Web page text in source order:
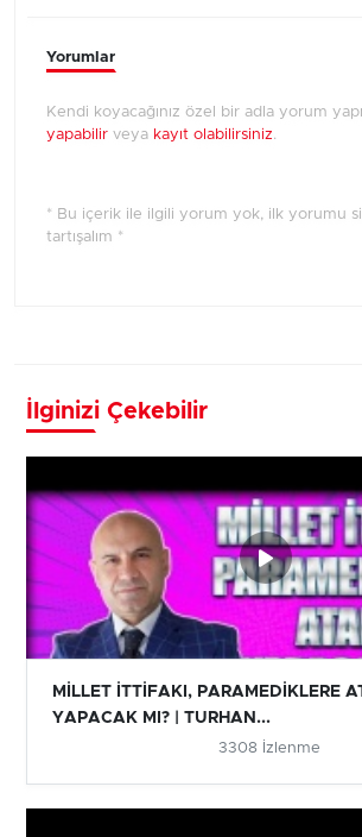
Yorumlar
Kendi koyacağınız özel bir adla yorum
yapabilir veya kayıt olabilirsiniz.
* Bu içerik ile ilgili yorum yok, ilk yorumu
tartışalım *
İlginizi Çekebilir
MİLLET İTTİFAKI, PARAMEDİKLERE
YAPACAK MI? | TURHAN...
3308 İzlenme